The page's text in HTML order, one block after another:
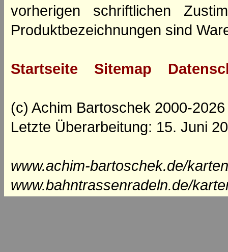
vorherigen schriftlichen
Produktbezeichnungen sind
Startseite Sitemap
(c) Achim Bartoschek 2000-2026
Letzte Überarbeitung: 15. Juni
www.achim-bartoschek.de/
www.bahntrassenradeln.de/